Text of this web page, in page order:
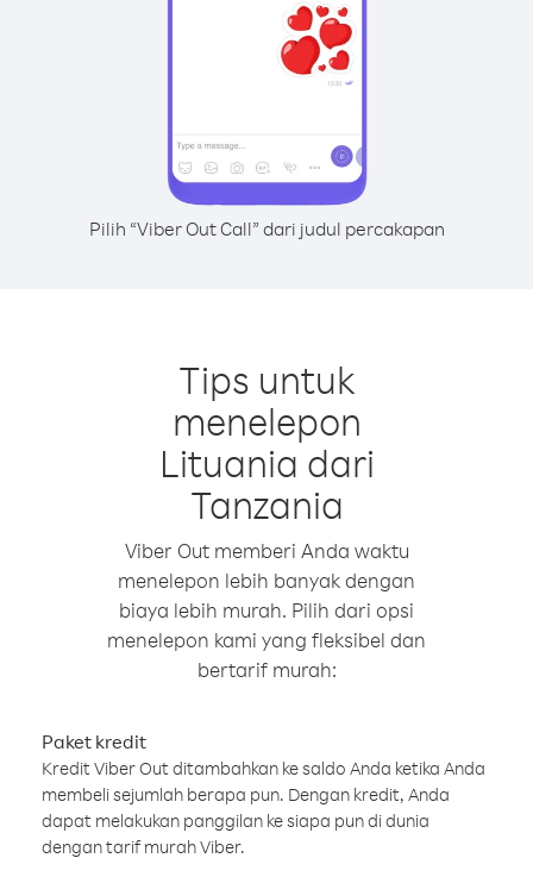
Pilih “Viber Out Call” dari judul percakapan
Tips untuk
menelepon
Lituania dari
Tanzania
Viber Out memberi Anda waktu
menelepon lebih banyak dengan
biaya lebih murah. Pilih dari opsi
menelepon kami yang fleksibel dan
bertarif murah:
Paket kredit
Kredit Viber Out ditambahkan ke saldo Anda ketika Anda
membeli sejumlah berapa pun. Dengan kredit, Anda
dapat melakukan panggilan ke siapa pun di dunia
dengan tarif murah Viber.